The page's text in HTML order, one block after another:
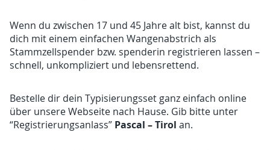
Wenn du zwischen 17 und 45 Jahre alt bist, kannst du
dich mit einem einfachen Wangenabstrich als
Stammzellspender bzw. spenderin registrieren lassen –
schnell, unkompliziert und lebensrettend.
Bestelle dir dein Typisierungsset ganz einfach online
über unsere Webseite nach Hause. Gib bitte unter
“Registrierungsanlass” Pascal – Tirol an.